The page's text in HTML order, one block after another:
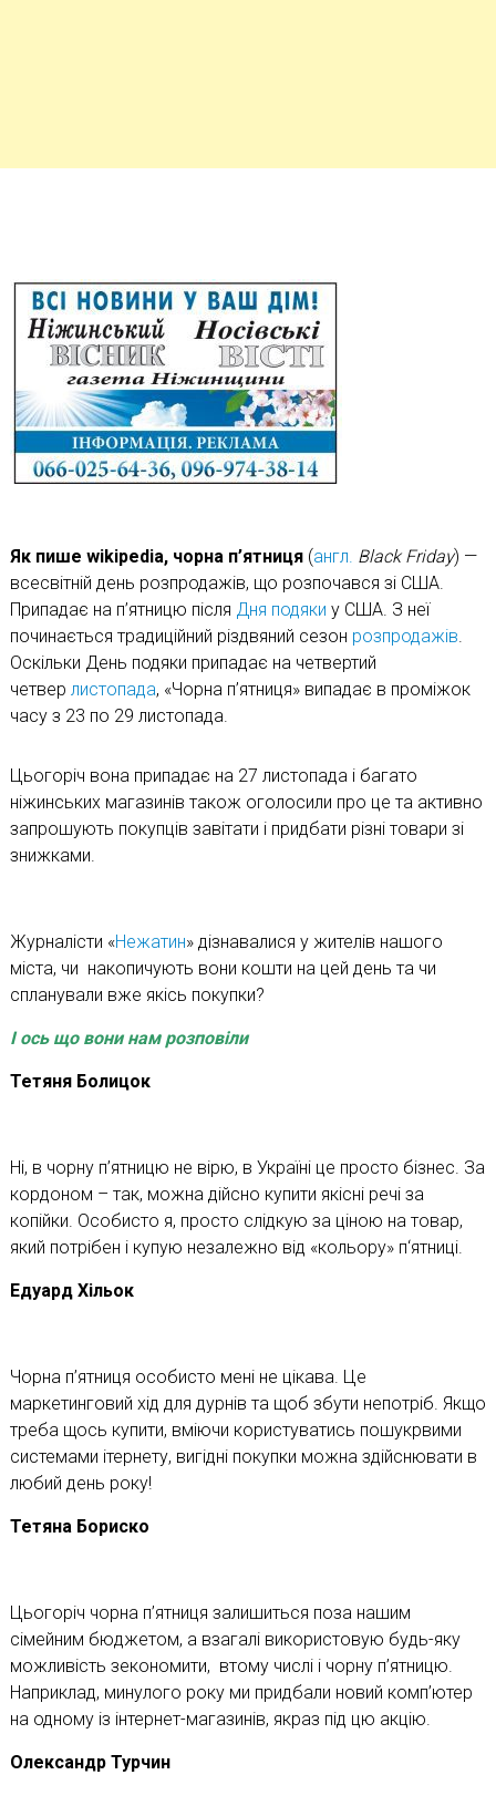
Як пише wikipedia, чорна п’ятниця(англ. Black Friday) —
всесвітній день розпродажів, що розпочався зі США.
Припадає на п’ятницю після Дня подяки у США. З неї
починається традиційний різдвяний сезон розпродажів.
Оскільки День подяки припадає на четвертий
четвер листопада, «Чорна п’ятниця» випадає в проміжок
часу з 23 по 29 листопада.
Цьогоріч вона припадає на 27 листопада і багато
ніжинських магазинів також оголосили про це та активно
запрошують покупців завітати і придбати різні товари зі
знижками.
Журналісти «Нежатин» дізнавалися у жителів нашого
міста, чи накопичують вони кошти на цей день та чи
спланували вже якісь покупки?
І ось що вони нам розповіли
Тетяня Болицок
Ні, в чорну п’ятницю не вірю, в Україні це просто бізнес. За
кордоном – так, можна дійсно купити якісні речі за
копійки. Особисто я, просто слідкую за ціною на товар,
який потрібен і купую незалежно від «кольору» п‘ятниці.
Едуард Хільок
Чорна п’ятниця особисто мені не цікава. Це
маркетинговий хід для дурнів та щоб збути непотріб. Якщо
треба щось купити, вміючи користуватись пошукрвими
системами ітернету, вигідні покупки можна здійснювати в
любий день року!
Тетяна Бориско
Цьогоріч чорна п’ятниця залишиться поза нашим
сімейним бюджетом, а взагалі використовую будь-яку
можливість зекономити, втому числі і чорну п’ятницю.
Наприклад, минулого року ми придбали новий комп’ютер
на одному із інтернет-магазинів, якраз під цю акцію.
Олександр Турчин